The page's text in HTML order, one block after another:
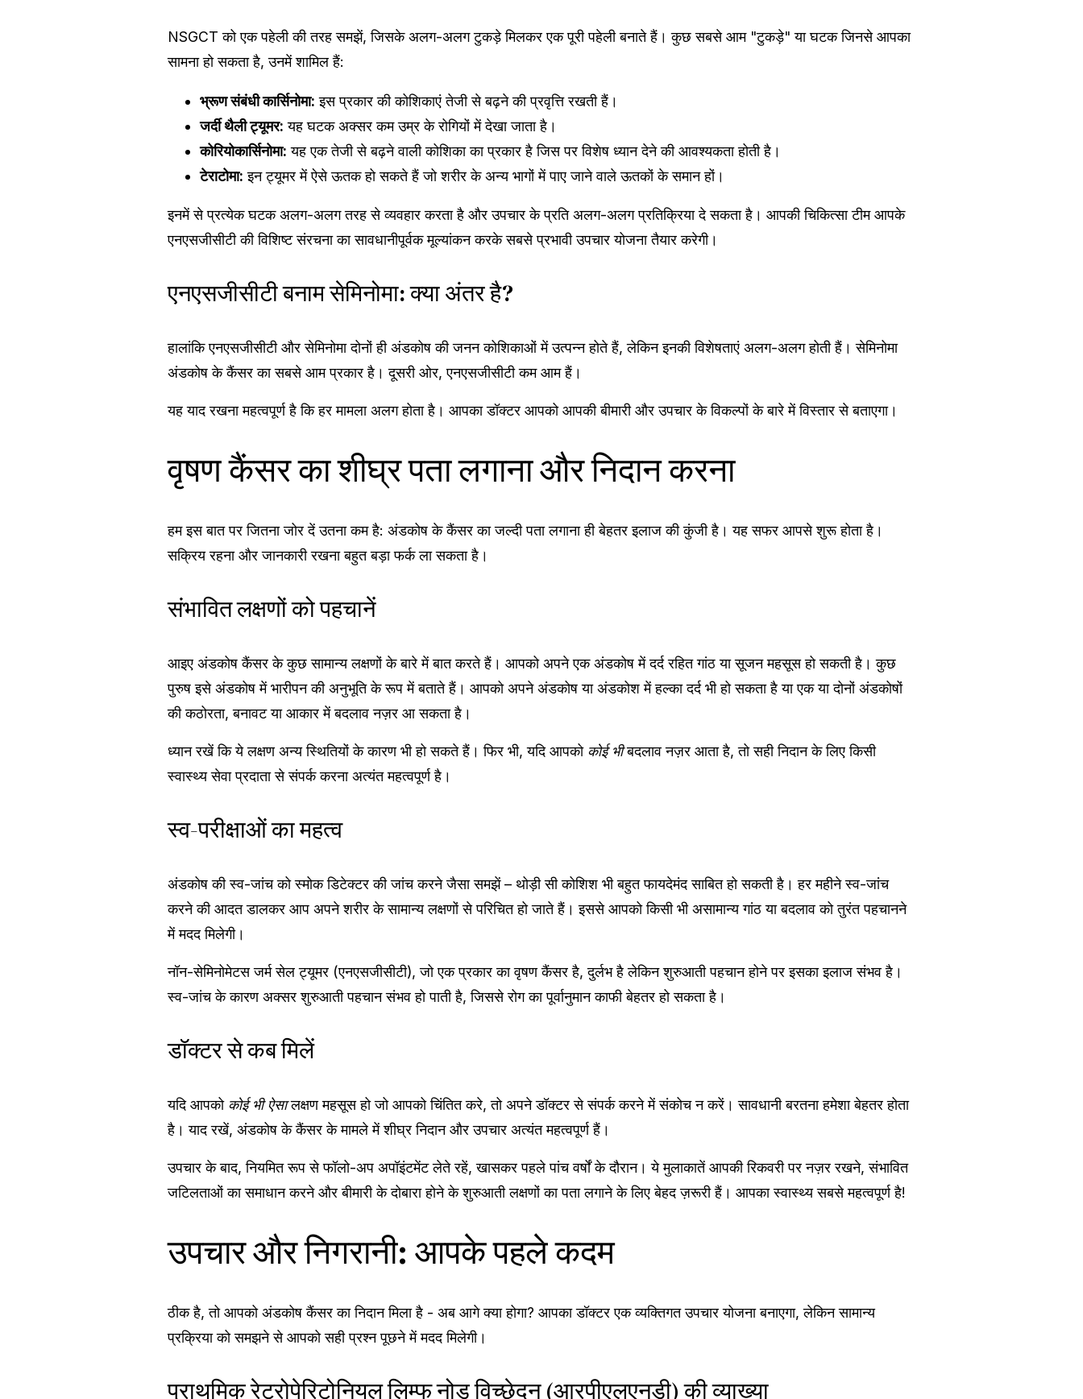
NSGCT को एक पहेली की तरह समझें, जिसके अलग-अलग टुकड़े मिलकर एक पूरी पहेली बनाते हैं। कुछ सबसे आम "टुकड़े" या घटक जिनसे आपका
सामना हो सकता है, उनमें शामिल हैं:
भ्रूण संबंधी कार्सिनोमा: इस प्रकार की कोशिकाएं तेजी से बढ़ने की प्रवृत्ति रखती हैं।
जर्दी थैली ट्यूमर: यह घटक अक्सर कम उम्र के रोगियों में देखा जाता है।
कोरियोकार्सिनोमा: यह एक तेजी से बढ़ने वाली कोशिका का प्रकार है जिस पर विशेष ध्यान देने की आवश्यकता होती है।
टेराटोमा: इन ट्यूमर में ऐसे ऊतक हो सकते हैं जो शरीर के अन्य भागों में पाए जाने वाले ऊतकों के समान हों।
इनमें से प्रत्येक घटक अलग-अलग तरह से व्यवहार करता है और उपचार के प्रति अलग-अलग प्रतिक्रिया दे सकता है। आपकी चिकित्सा टीम आपके
एनएसजीसीटी की विशिष्ट संरचना का सावधानीपूर्वक मूल्यांकन करके सबसे प्रभावी उपचार योजना तैयार करेगी।
एनएसजीसीटी बनाम सेमिनोमा: क्या अंतर है?
हालांकि एनएसजीसीटी और सेमिनोमा दोनों ही अंडकोष की जनन कोशिकाओं में उत्पन्न होते हैं, लेकिन इनकी विशेषताएं अलग-अलग होती हैं। सेमिनोमा
अंडकोष के कैंसर का सबसे आम प्रकार है। दूसरी ओर, एनएसजीसीटी कम आम हैं।
यह याद रखना महत्वपूर्ण है कि हर मामला अलग होता है। आपका डॉक्टर आपको आपकी बीमारी और उपचार के विकल्पों के बारे में विस्तार से बताएगा।
वृषण कैंसर का शीघ्र पता लगाना और निदान करना
हम इस बात पर जितना जोर दें उतना कम है: अंडकोष के कैंसर का जल्दी पता लगाना ही बेहतर इलाज की कुंजी है। यह सफर आपसे शुरू होता है।
सक्रिय रहना और जानकारी रखना बहुत बड़ा फर्क ला सकता है।
संभावित लक्षणों को पहचानें
आइए अंडकोष कैंसर के कुछ सामान्य लक्षणों के बारे में बात करते हैं। आपको अपने एक अंडकोष में दर्द रहित गांठ या सूजन महसूस हो सकती है। कुछ
पुरुष इसे अंडकोष में भारीपन की अनुभूति के रूप में बताते हैं। आपको अपने अंडकोष या अंडकोश में हल्का दर्द भी हो सकता है या एक या दोनों अंडकोषों
की कठोरता, बनावट या आकार में बदलाव नज़र आ सकता है।
ध्यान रखें कि ये लक्षण अन्य स्थितियों के कारण भी हो सकते हैं। फिर भी, यदि आपको कोई भीबदलाव नज़र आता है, तो सही निदान के लिए किसी
स्वास्थ्य सेवा प्रदाता से संपर्क करना अत्यंत महत्वपूर्ण है।
स्व-परीक्षाओं का महत्व
अंडकोष की स्व-जांच को स्मोक डिटेक्टर की जांच करने जैसा समझें – थोड़ी सी कोशिश भी बहुत फायदेमंद साबित हो सकती है। हर महीने स्व-जांच
करने की आदत डालकर आप अपने शरीर के सामान्य लक्षणों से परिचित हो जाते हैं। इससे आपको किसी भी असामान्य गांठ या बदलाव को तुरंत पहचानने
में मदद मिलेगी।
नॉन-सेमिनोमेटस जर्म सेल ट्यूमर (एनएसजीसीटी), जो एक प्रकार का वृषण कैंसर है, दुर्लभ है लेकिन शुरुआती पहचान होने पर इसका इलाज संभव है।
स्व-जांच के कारण अक्सर शुरुआती पहचान संभव हो पाती है, जिससे रोग का पूर्वानुमान काफी बेहतर हो सकता है।
डॉक्टर से कब मिलें
यदि आपको कोई भी ऐसालक्षण महसूस हो जो आपको चिंतित करे, तो अपने डॉक्टर से संपर्क करने में संकोच न करें। सावधानी बरतना हमेशा बेहतर होता
है। याद रखें, अंडकोष के कैंसर के मामले में शीघ्र निदान और उपचार अत्यंत महत्वपूर्ण हैं।
उपचार के बाद, नियमित रूप से फॉलो-अप अपॉइंटमेंट लेते रहें, खासकर पहले पांच वर्षों के दौरान। ये मुलाकातें आपकी रिकवरी पर नज़र रखने, संभावित
जटिलताओं का समाधान करने और बीमारी के दोबारा होने के शुरुआती लक्षणों का पता लगाने के लिए बेहद ज़रूरी हैं। आपका स्वास्थ्य सबसे महत्वपूर्ण है!
उपचार और निगरानी: आपके पहले कदम
ठीक है, तो आपको अंडकोष कैंसर का निदान मिला है - अब आगे क्या होगा? आपका डॉक्टर एक व्यक्तिगत उपचार योजना बनाएगा, लेकिन सामान्य
प्रक्रिया को समझने से आपको सही प्रश्न पूछने में मदद मिलेगी।
प्राथमिक रेट्रोपेरिटोनियल लिम्फ नोड विच्छेदन (आरपीएलएनडी) की व्याख्या